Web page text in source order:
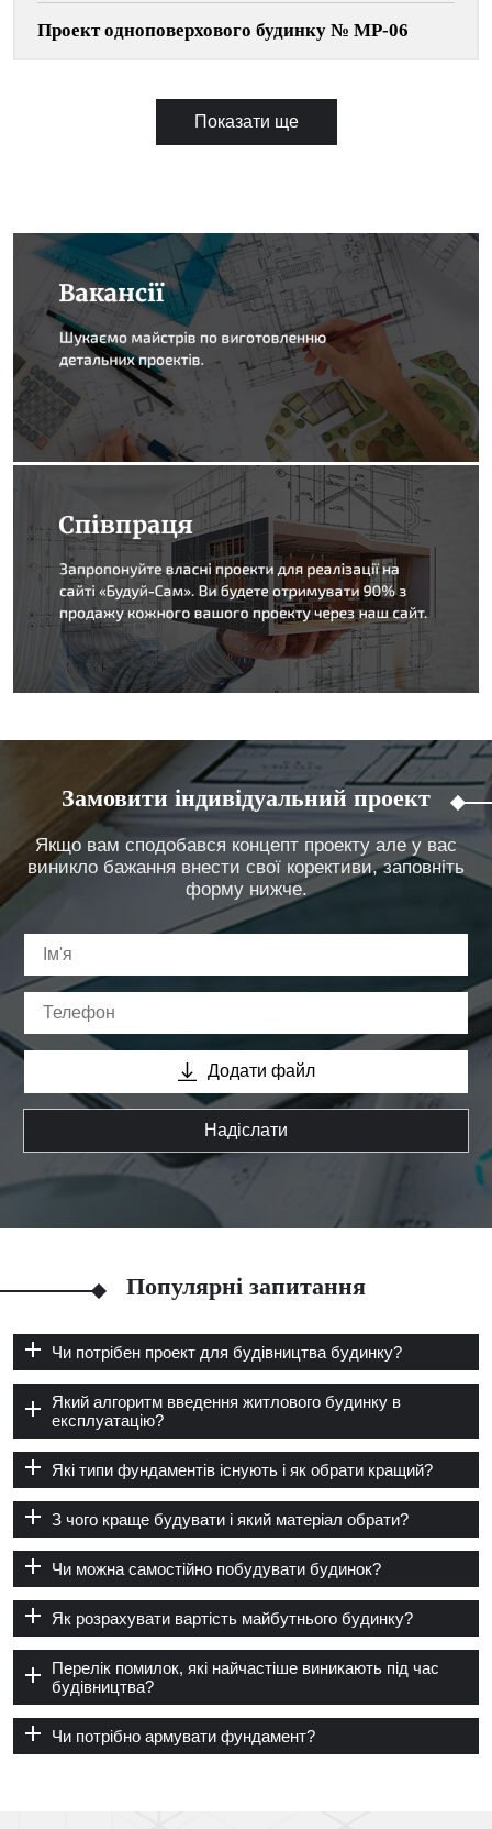
Проект одноповерхового будинку № МР-06
Показати ще
Замовити індивідуальний проект
Якщо вам сподобався концепт проекту але у вас
виникло бажання внести свої корективи, заповніть
форму нижче.
Додати файл
Надіслати
Популярні запитання
Чи потрібен проект для будівництва будинку?
Який алгоритм введення житлового будинку в
експлуатацію?
Які типи фундаментів існують і як обрати кращий?
З чого краще будувати і який матеріал обрати?
Чи можна самостійно побудувати будинок?
Як розрахувати вартість майбутнього будинку?
Перелік помилок, які найчастіше виникають під час
будівництва?
Чи потрібно армувати фундамент?